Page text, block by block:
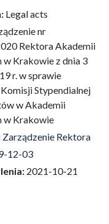
Legal acts
nr
Rektora Akademii
w Krakowie z dnia 3
r. w sprawie
Stypendialnej
w Akademii
w Krakowie
Zarządzenie Rektora
12-03
2021-10-21